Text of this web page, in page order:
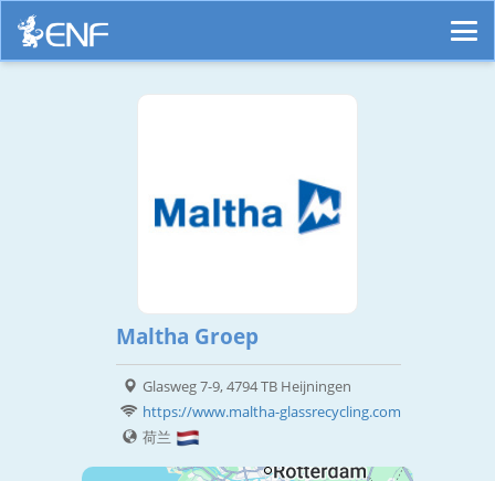
Maltha Groep
Glasweg 7-9, 4794 TB Heijningen
https://www.maltha-glassrecycling.com
荷兰